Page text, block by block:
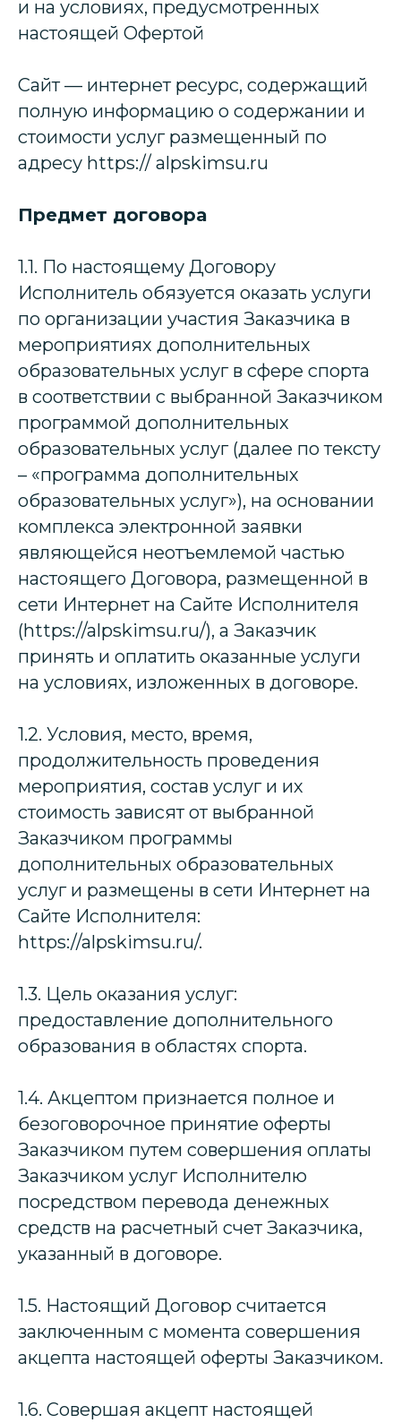
и на условиях, предусмотренных
настоящей Офертой
Сайт — интернет ресурс, содержащий
полную информацию о содержании и
стоимости услуг размещенный по
адресу https:// alpskimsu.ru
Предмет договора
1.1. По настоящему Договору
Исполнитель обязуется оказать услуги
по организации участия Заказчика в
мероприятиях дополнительных
образовательных услуг в сфере спорта
в соответствии с выбранной Заказчиком
программой дополнительных
образовательных услуг (далее по тексту
– «программа дополнительных
образовательных услуг»), на основании
комплекса электронной заявки
являющейся неотъемлемой частью
настоящего Договора, размещенной в
сети Интернет на Сайте Исполнителя
(https://alpskimsu.ru/), а Заказчик
принять и оплатить оказанные услуги
на условиях, изложенных в договоре.
1.2. Условия, место, время,
продолжительность проведения
мероприятия, состав услуг и их
стоимость зависят от выбранной
Заказчиком программы
дополнительных образовательных
услуг и размещены в сети Интернет на
Сайте Исполнителя:
https://alpskimsu.ru/.
1.3. Цель оказания услуг:
предоставление дополнительного
образования в областях спорта.
1.4. Акцептом признается полное и
безоговорочное принятие оферты
Заказчиком путем совершения оплаты
Заказчиком услуг Исполнителю
посредством перевода денежных
средств на расчетный счет Заказчика,
указанный в договоре.
1.5. Настоящий Договор считается
заключенным с момента совершения
акцепта настоящей оферты Заказчиком.
1.6. Совершая акцепт настоящей